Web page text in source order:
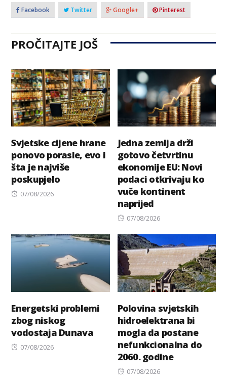
Facebook Twitter Google+ Pinterest
PROČITAJTE JOŠ
Svjetske cijene hrane
ponovo porasle, evo i
šta je najviše
poskupjelo
Posted
07/08/2026
Jedna zemlja drži
gotovo četvrtinu
ekonomije EU: Novi
podaci otkrivaju ko
vuče kontinent
naprijed
Posted
07/08/2026
Energetski problemi
zbog niskog
vodostaja Dunava
Posted
07/08/2026
Polovina svjetskih
hidroelektrana bi
mogla da postane
nefunkcionalna do
2060. godine
Posted
07/08/2026